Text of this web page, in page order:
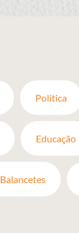
Política
Educação
Balancetes